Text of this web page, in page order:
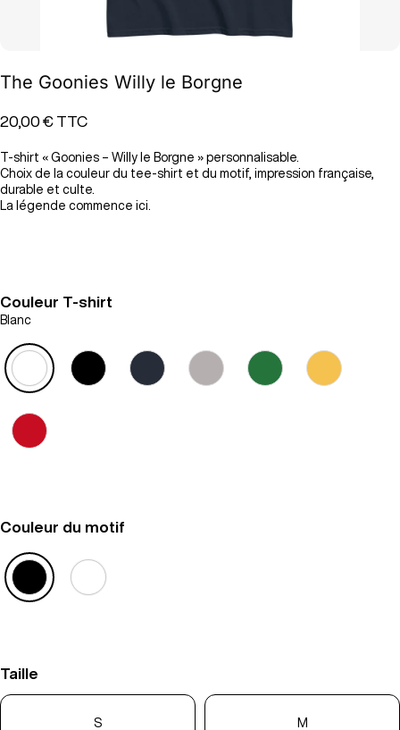
The Goonies Willy le Borgne
20,00 € TTC
T-shirt « Goonies – Willy le Borgne » personnalisable.
Choix de la couleur du tee-shirt et du motif, impression française,
durable et culte.
La légende commence ici.
Couleur T-shirt
Blanc
Couleur du motif
Taille
S M